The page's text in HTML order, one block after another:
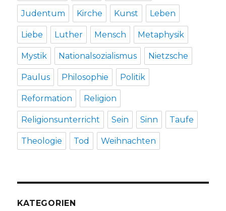
Judentum Kirche Kunst Leben
Liebe Luther Mensch Metaphysik
Mystik Nationalsozialismus Nietzsche
Paulus Philosophie Politik
Reformation Religion
Religionsunterricht Sein Sinn Taufe
Theologie Tod Weihnachten
KATEGORIEN